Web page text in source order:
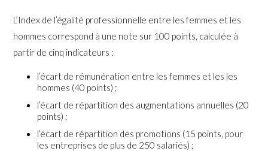
L’Index de l’égalité professionnelle entre les femmes et les
hommes correspond à une note sur 100 points, calculée à
partir de cinq indicateurs :
l’écart de rémunération entre les femmes et les les
hommes (40 points) ;
l’écart de répartition des augmentations annuelles (20
points) ;
l’écart de répartition des promotions (15 points, pour
les entreprises de plus de 250 salariés) ;